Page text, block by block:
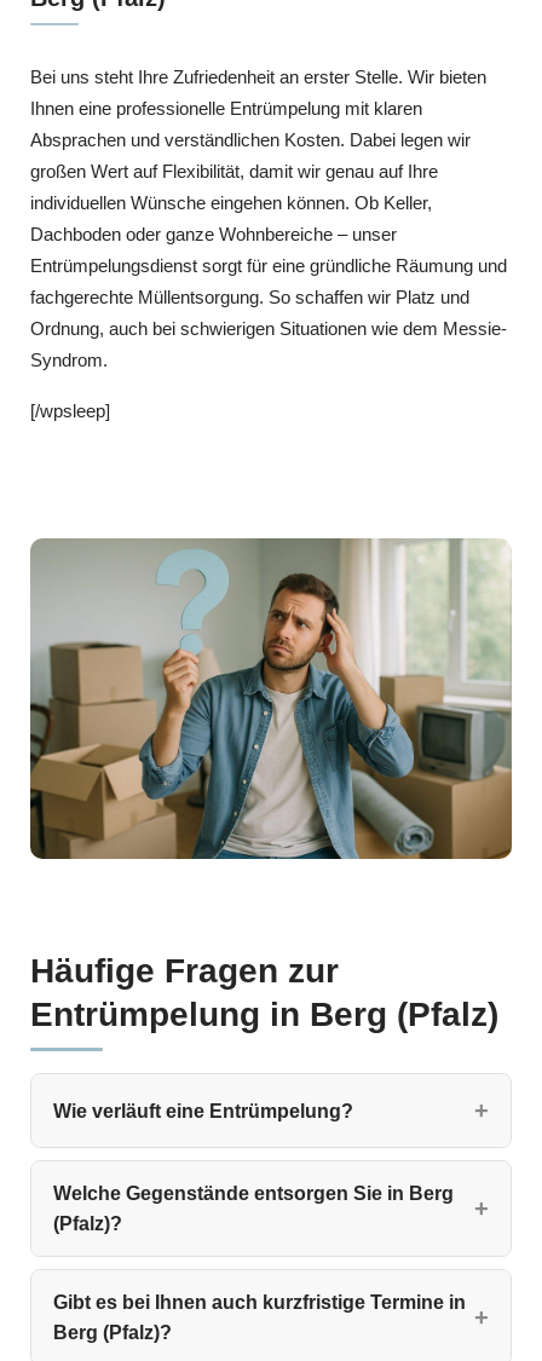
Bei uns steht Ihre Zufriedenheit an erster Stelle. Wir bieten
Ihnen eine professionelle Entrümpelung mit klaren
Absprachen und verständlichen Kosten. Dabei legen wir
großen Wert auf Flexibilität, damit wir genau auf Ihre
individuellen Wünsche eingehen können. Ob Keller,
Dachboden oder ganze Wohnbereiche – unser
Entrümpelungsdienst sorgt für eine gründliche Räumung und
fachgerechte Müllentsorgung. So schaffen wir Platz und
Ordnung, auch bei schwierigen Situationen wie dem Messie-
Syndrom.
[/wpsleep]
Häufige Fragen zur
Entrümpelung in Berg (Pfalz)
Wie verläuft eine Entrümpelung?
Welche Gegenstände entsorgen Sie in Berg
(Pfalz)?
Gibt es bei Ihnen auch kurzfristige Termine in
Berg (Pfalz)?